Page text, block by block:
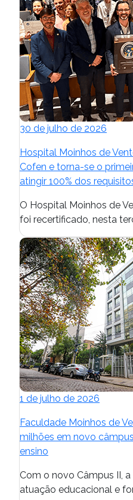
30 de julho de 2026
Hospital Moinhos de
Cofen e torna-se o
atingir 100% dos
O Hospital Moinhos de
foi recertificado, nesta
1 de julho de 2026
Faculdade Moinhos de
milhões em novo
ensino
Com o novo Câmpus II,
atuação educacional e